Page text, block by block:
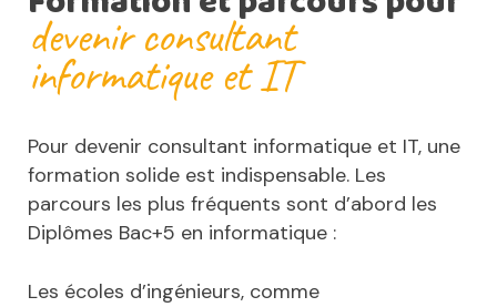
devenir consultant
informatique et IT
Pour devenir consultant informatique et IT, une
formation solide est indispensable. Les
parcours les plus fréquents sont d’abord les
Diplômes Bac+5 en informatique :
Les écoles d’ingénieurs, comme